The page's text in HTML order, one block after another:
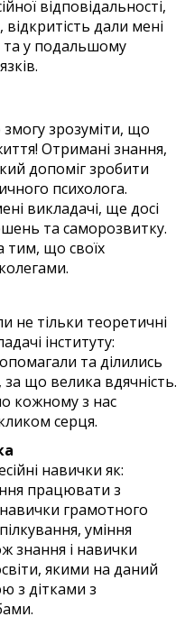
відповідальності,
дали мені
та у подальшому
змогу зрозуміти, що
Отримані знання,
допоміг зробити
психолога.
викладачі, ще досі
та саморозвитку.
тим, що своїх
не тільки теоретичні
інституту:
та ділились
що велика вдячність.
кожному з нас
серця.
навички як:
працювати з
грамотного
уміння
знання і навички
якими на даний
з дітками з